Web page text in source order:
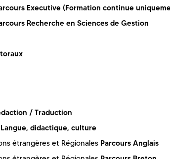
Executive (Formation continue
Recherche en Sciences de Gestion
/ Traduction
didactique, culture
étrangères et Régionales Parcours Anglais